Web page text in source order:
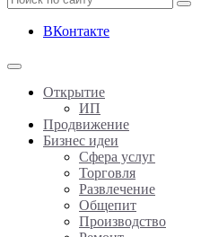
ВКонтакте
Открытие
ИП
Продвижение
Бизнес идеи
Сфера услуг
Торговля
Развлечение
Общепит
Производство